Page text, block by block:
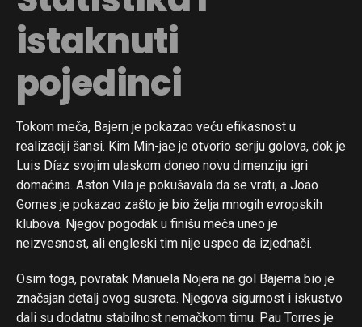
istaknuti
pojedinci
Tokom meča, Bajern je pokazao veću efikasnost u
realizaciji šansi. Kim Min-jae je otvorio seriju golova, dok je
Luis Díaz svojim ulaskom doneo novu dimenziju igri
domaćina. Aston Vila je pokušavala da se vrati, a Joao
Gomes je pokazao zašto je bio želja mnogih evropskih
klubova. Njegov pogodak u finišu meča uneo je
neizvesnost, ali engleski tim nije uspeo da izjednači.
Osim toga, povratak Manuela Nojera na gol Bajerna bio je
značajan detalj ovog susreta. Njegova sigurnost i iskustvo
dali su dodatnu stabilnost nemačkom timu. Pau Torres je